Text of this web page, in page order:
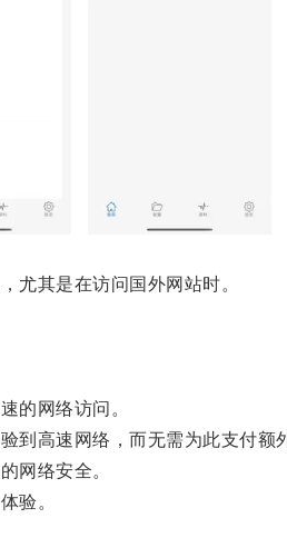
其是在访问国外网站时。
的网络访问。
高速网络，而无需为此支付额
网络安全。
验。